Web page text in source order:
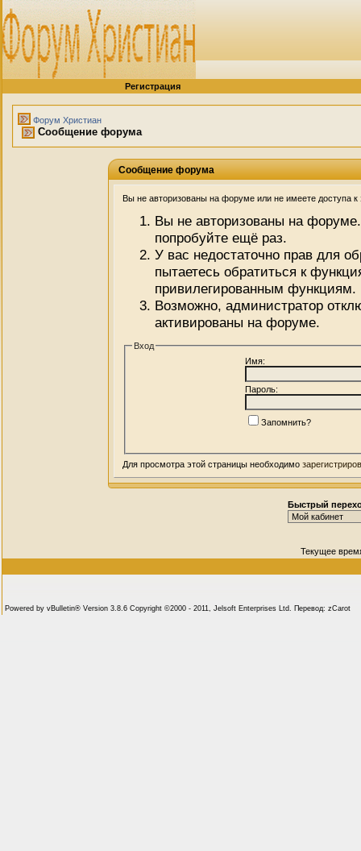
Регистрация
Форум Христиан
Сообщение форума
Сообщение форума
Вы не авторизованы на форуме или не имеете доступа к
Вы не авторизованы на
попробуйте ещё раз.
У вас недостаточно прав для
пытаетесь обратиться к
привилегированным функциям.
Возможно, администратор
активированы на форуме.
Вход
Имя:
Пароль:
Запомнить?
Для просмотра этой страницы необходимо
Быстрый
Текущее
Powered by vBulletin® Version 3.8.6 Copyright ©2000 - 2011, Jelsoft Enterprises Ltd. Перевод: zCarot